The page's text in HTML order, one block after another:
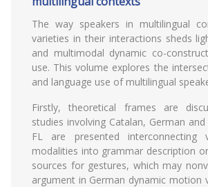
The way speakers in multilingual
varieties in their interactions sheds
and multimodal dynamic co-
use. This volume explores the
and language use of multilingual
Firstly, theoretical frames are
studies involving Catalan, German
FL are presented interconnecting
modalities into grammar description
sources for gestures, which may
argument in German dynamic motion